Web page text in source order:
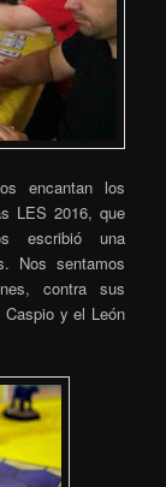
encantan los
LES 2016, que
escribió una
Nos sentamos
contra sus
y el León